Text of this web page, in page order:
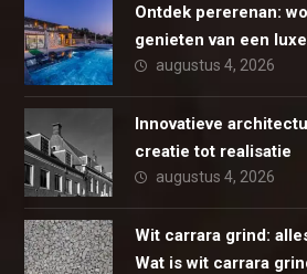
Ontdek pererenan:
genieten van een
augustus 4, 2026
Innovatieve
creatie tot realisatie
augustus 4, 2026
Wit carrara grind:
Wat is wit carrara